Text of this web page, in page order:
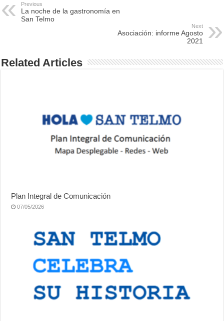
Previous
La noche de la gastronomía en
San Telmo
Next
Asociación: informe Agosto
2021
Related Articles
Plan Integral de Comunicación
07/05/2026